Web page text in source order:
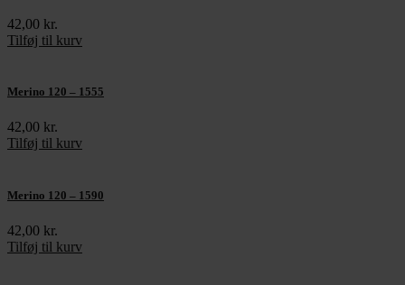
42,00 kr.
Tilføj til kurv
Merino 120 – 1555
42,00 kr.
Tilføj til kurv
Merino 120 – 1590
42,00 kr.
Tilføj til kurv